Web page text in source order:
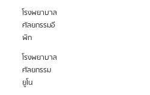
โรงพยาบาล
ศัลยกรรมอี
พิก
โรงพยาบาล
ศัลยกรรม
ยูโน